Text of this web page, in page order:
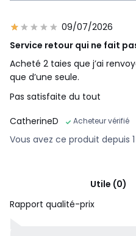
09/07/2026
Service retour qui ne fait
Acheté 2 taies que j’ai
que d’une seule.
Pas satisfaite du tout
CatherineD
Acheteur vérifié
Vous avez ce produit depuis
Utile (0)
Rapport qualité-prix